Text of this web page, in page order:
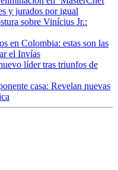
y jurados por igual
sobre Vinícius Jr.:
en Colombia: estas son las
el Invías
líder tras triunfos de
casa: Revelan nuevas